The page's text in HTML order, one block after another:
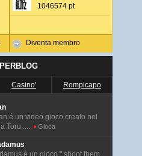
1046574 pt
Diventa membro
Casino' Rompicapo
é un video gioco creato nel
Toru......
Gioca
è un gioco " shoot them